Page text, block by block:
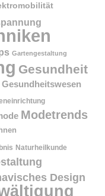
Gartengestaltung
Gesundheit
Gesundheitswesen
Modetrends
Naturheilkunde
Design